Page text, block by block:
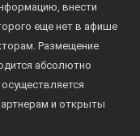
внести
еще нет в афише
Размещение
абсолютно
и открыты